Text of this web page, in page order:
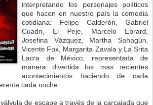
interpretando los personajes políticos
que hacen en nuestro país la comedia
cotidiana: Felipe Calderón, Gabriel
Cuadri, El Peje, Marcelo Ebrard,
Josefina Vázquez, Martha Sahagún,
Vicente Fox, Margarita Zavala y La Srita
Lacra de México, representada de
manera divertida los mas recientes
acontecimientos haciendo de cada
cada noche.
de escape a través de la carcajada que